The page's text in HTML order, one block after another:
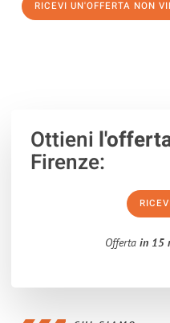
RICEVI UN'OFFERTA NON
Ottieni
Firenze:
Offerta in 15